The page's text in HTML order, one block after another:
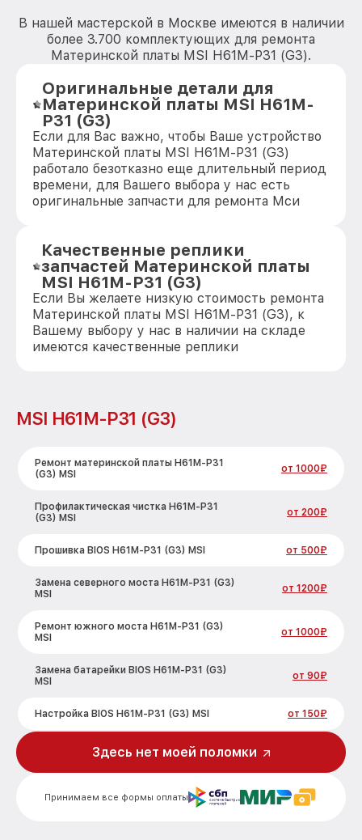
В нашей мастерской в Москве имеются в наличии
более 3.700 комплектующих для ремонта
Материнской платы MSI H61M-P31 (G3).
Оригинальные детали для
Материнской платы MSI H61M-
P31 (G3)
Если для Вас важно, чтобы Ваше устройство
Материнской платы MSI H61M-P31 (G3)
работало безотказно еще длительный период
времени, для Вашего выбора у нас есть
оригинальные запчасти для ремонта Мси
Качественные реплики
запчастей Материнской платы
MSI H61M-P31 (G3)
Если Вы желаете низкую стоимость ремонта
Материнской платы MSI H61M-P31 (G3), к
Вашему выбору у нас в наличии на складе
имеются качественные реплики
MSI H61M-P31 (G3)
Ремонт материнской платы H61M-P31
(G3) MSI
от 1000₽
Профилактическая чистка H61M-P31
(G3) MSI
от 200₽
Прошивка BIOS H61M-P31 (G3) MSI от 500₽
Замена северного моста H61M-P31 (G3)
MSI
от 1200₽
Ремонт южного моста H61M-P31 (G3)
MSI
от 1000₽
Замена батарейки BIOS H61M-P31 (G3)
MSI
от 90₽
Настройка BIOS H61M-P31 (G3) MSI от 150₽
Принимаем все формы оплаты
Здесь нет моей поломки